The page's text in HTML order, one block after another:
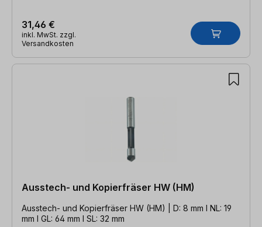
31,46 €
inkl. MwSt. zzgl.
Versandkosten
Ausstech- und Kopierfräser HW (HM)
Ausstech- und Kopierfräser HW (HM) | D: 8 mm l NL: 19
mm l GL: 64 mm l SL: 32 mm